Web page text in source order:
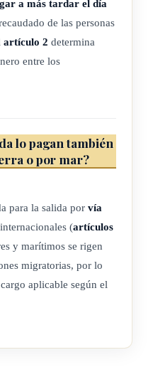
Consejo Técnico de
a lo aquí establecido y
Civil es mayor, deberá
y, en ese caso, la
parte de los
1.c) y 1.d) se
a más tardar el día
de las personas
artículo 2 determina
entre los
lo pagan también
o por mar?
para la salida por vía
(artículos
y marítimos se rigen
migratorias, por lo
aplicable según el